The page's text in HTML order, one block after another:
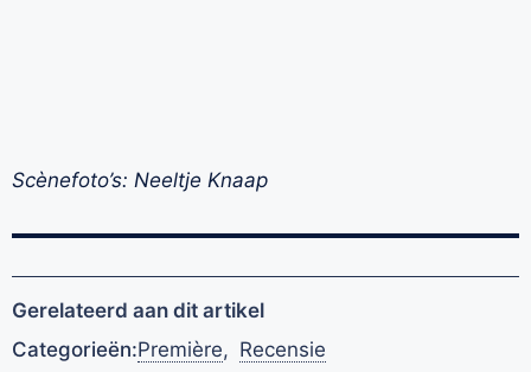
Scènefoto’s: Neeltje Knaap
Gerelateerd aan dit artikel
Categorieën:Première, Recensie